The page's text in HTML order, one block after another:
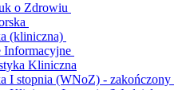
o Zdrowiu
(kliniczna)
Informacyjne
Kliniczna
I stopnia (WNoZ) - zakończony